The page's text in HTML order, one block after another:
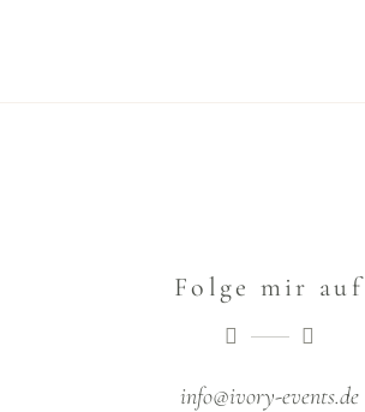
Folge mir auf
info@ivory-events.de